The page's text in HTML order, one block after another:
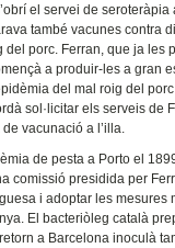
el servei de
també vacunes contra
del porc. Ferran, que ja les
a produir-les a gran
del mal roig del
sol·licitar els serveis de
vacunació a l’illa.
de pesta a Porto el
comissió presidida per
i adoptar les mesures
El bacteriòleg català
a Barcelona inoculà